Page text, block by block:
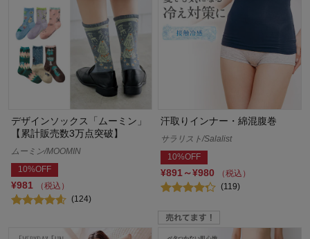
デザインソックス「ムーミン」
【累計販売数3万点突破】
ムーミン/MOOMIN
10%OFF
¥981
（税込）
(124)
汗取りインナー・綿混腹巻
サラリスト/Salalist
10%OFF
¥891～¥980
（税込）
(119)